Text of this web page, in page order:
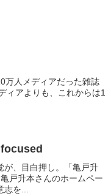
万人メディアだった雑誌
ィアよりも、これからは1
が、目白押し。「亀戸升
戸升本さんのホームペー
志を...